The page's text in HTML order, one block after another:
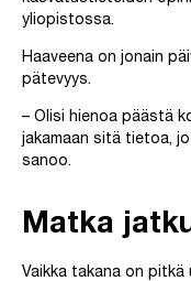
yliopistossa.
Haaveena on jonain
pätevyys.
– Olisi hienoa päästä
jakamaan sitä tietoa,
sanoo.
Matka
Vaikka takana on